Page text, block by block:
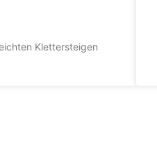
Klettersteigen